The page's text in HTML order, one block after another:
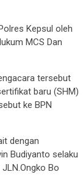
Kepsul oleh
MCS Dan
tersebut
baru (SHM)
ke BPN
dengan
Budiyanto selaku
Bo